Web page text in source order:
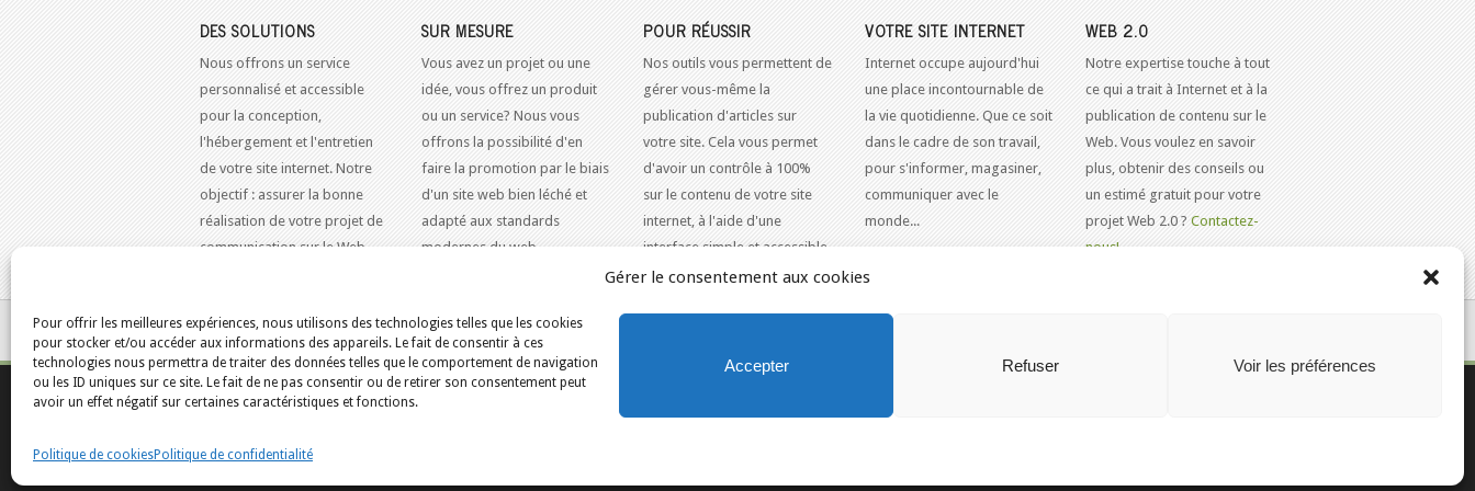
Gérer le consentement aux cookies
Pour offrir les meilleures expériences, nous utilisons des technologies telles que les cookies
pour stocker et/ou accéder aux informations des appareils. Le fait de consentir à ces
technologies nous permettra de traiter des données telles que le comportement de navigation
ou les ID uniques sur ce site. Le fait de ne pas consentir ou de retirer son consentement peut
avoir un effet négatif sur certaines caractéristiques et fonctions.
Accepter Refuser Voir les préférences
Politique de cookiesPolitique de confidentialité
DES SOLUTIONS
Nous offrons un service
personnalisé et accessible
pour la conception,
l'hébergement et l'entretien
de votre site internet. Notre
objectif : assurer la bonne
réalisation de votre projet de
communication sur le Web.
SUR MESURE
Vous avez un projet ou une
idée, vous offrez un produit
ou un service? Nous vous
offrons la possibilité d'en
faire la promotion par le biais
d'un site web bien léché et
adapté aux standards
modernes du web.
POUR RÉUSSIR
Nos outils vous permettent de
gérer vous-même la
publication d'articles sur
votre site. Cela vous permet
d'avoir un contrôle à 100%
sur le contenu de votre site
internet, à l'aide d'une
interface simple et accessible.
VOTRE SITE INTERNET
Internet occupe aujourd'hui
une place incontournable de
la vie quotidienne. Que ce soit
dans le cadre de son travail,
pour s'informer, magasiner,
communiquer avec le
monde...
WEB 2.0
Notre expertise touche à tout
ce qui a trait à Internet et à la
publication de contenu sur le
Web. Vous voulez en savoir
plus, obtenir des conseils ou
un estimé gratuit pour votre
projet Web 2.0 ?Contactez-
nous!
VOUS ÊTES ICI : ACCUEIL / BLOGUE / LE BLOGUE / LE JARDIN DE VOS RÊVES À SAINT-CLÉOPHAS LANCE SON NOUVEAU SITE WEB!
Accueil